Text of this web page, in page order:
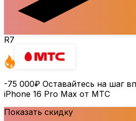
R7
-75 000₽ Оставайтесь на шаг
iPhone 16 Pro Max от МТС
Показать скидку